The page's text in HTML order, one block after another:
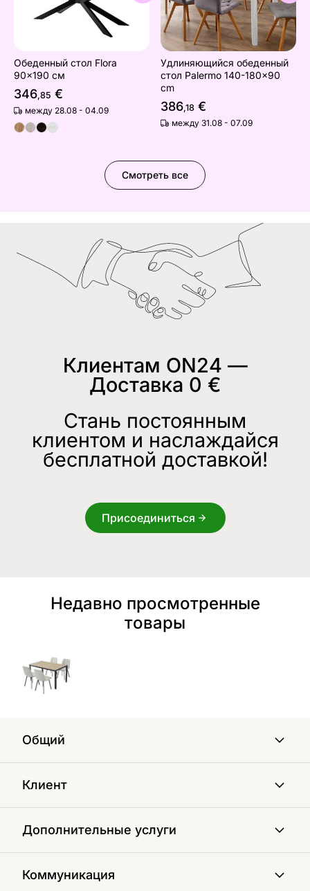
Обеденный стол Flora
90x190 см
346,85 €
между 28.08 - 04.09
Удлиняющийся обеденный
стол Palermo 140-180x90
cm
386,18 €
между 31.08 - 07.09
Смотреть все
Клиентам ON24 —
Доставка 0 €
Стань постоянным
клиентом и наслаждайся
бесплатной доставкой!
Присоединиться
Недавно просмотренные
товары
Общий
Клиент
Дополнительные услуги
Коммуникация